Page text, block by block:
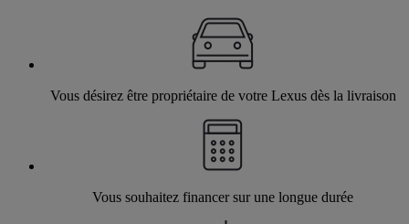
Vous désirez être propriétaire de votre Lexus dès la livraison
Vous souhaitez financer sur une longue durée